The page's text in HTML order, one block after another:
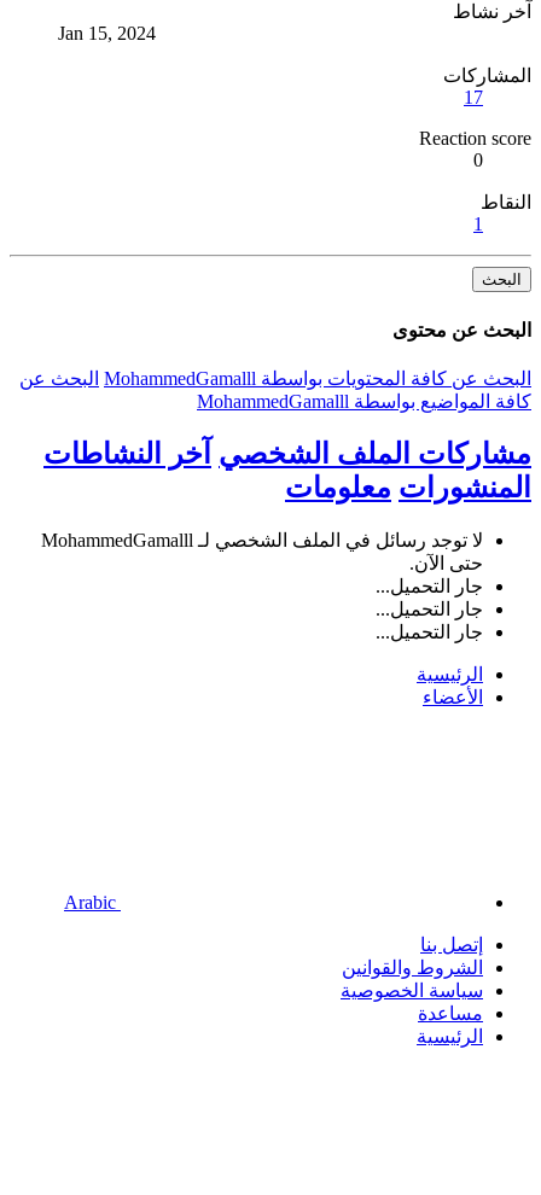
آخر نشاط
Jan 15, 2024
المشاركات
17
Reaction score
0
النقاط
1
البحث
البحث عن محتوى
البحث عن كافة المحتويات بواسطة MohammedGamalll
البحث عن
كافة المواضيع بواسطة MohammedGamalll
مشاركات الملف الشخصي آخر النشاطات
المنشورات معلومات
لا توجد رسائل في الملف الشخصي لـ MohammedGamalll
حتى الآن.
جار التحميل...
جار التحميل...
جار التحميل...
الرئيسية
الأعضاء
إتصل بنا
الشروط والقوانين
سياسة الخصوصية
مساعدة
الرئيسية